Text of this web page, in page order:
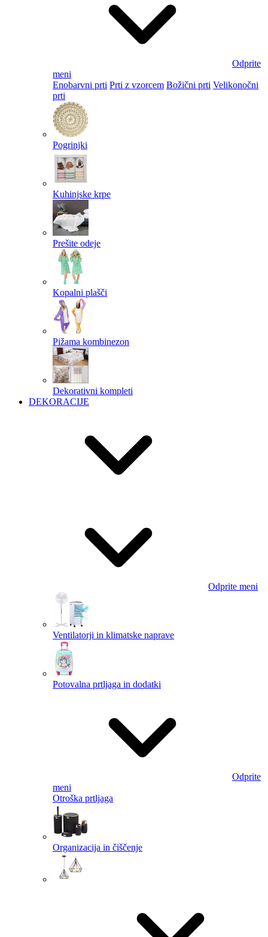
Odprite
meni
Enobarvni prti Prti z vzorcem Božični prti Velikonočni
prti​
Pogrinjki
Kuhinjske krpe
Prešite odeje
Kopalni plašči
Pižama kombinezon
Dekorativni kompleti
DEKORACIJE
Odprite meni
Ventilatorji in klimatske naprave
Potovalna prtljaga in dodatki
Odprite
meni
Otroška prtljaga
Organizacija in čiščenje